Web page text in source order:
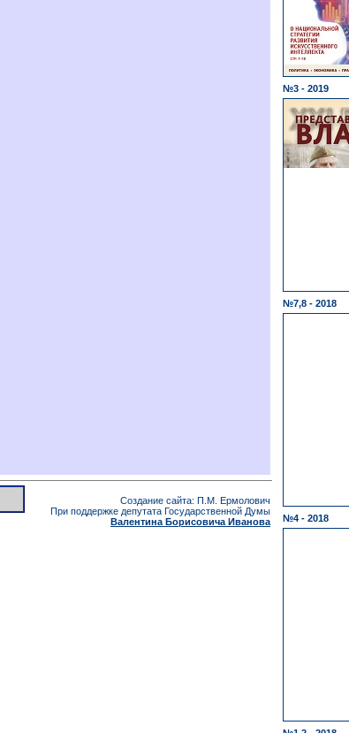
Создание сайта: П.М. Ермолович
При поддержке депутата Государственной Думы
Валентина Борисовича Иванова
№3 - 2019
№7,8 - 2018
№4 - 2018